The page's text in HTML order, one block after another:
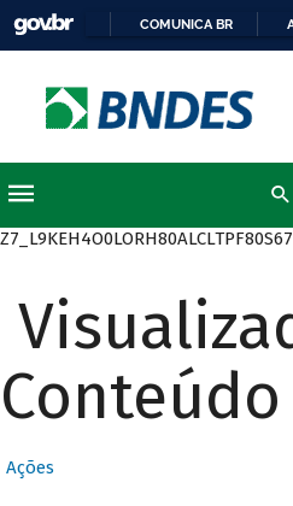
COMUNICA BR
Z7_L9KEH4O0LORH80ALCLTPF80S67
Ações